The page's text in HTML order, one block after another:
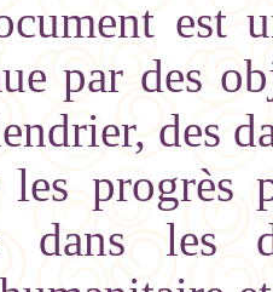
est
par des
des
progrès
dans les